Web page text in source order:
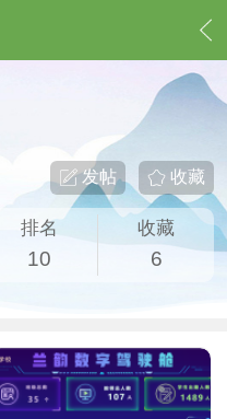
收藏
发帖
排名
10
收藏
6